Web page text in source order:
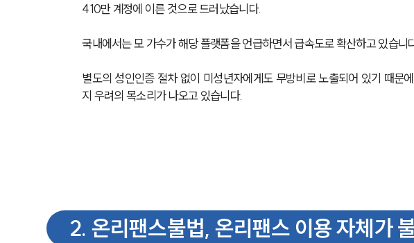
410만 계정에 이른 것으로 드러났습니다.
국내에서는 모 가수가 해당 플랫폼을 언급하면서 급속도로 확산하고 있습니
별도의 성인인증 절차 없이 미성년자에게도 무방비로 노출되어 있기 때문
지 우려의 목소리가 나오고 있습니다.
2. 온리팬스불법, 온리팬스 이용 자체가